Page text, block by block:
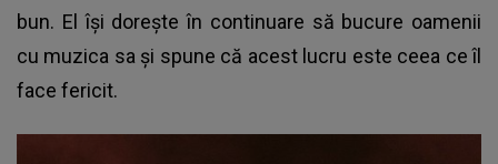
bun. El își dorește în continuare să bucure oamenii
cu muzica sa și spune că acest lucru este ceea ce îl
face fericit.